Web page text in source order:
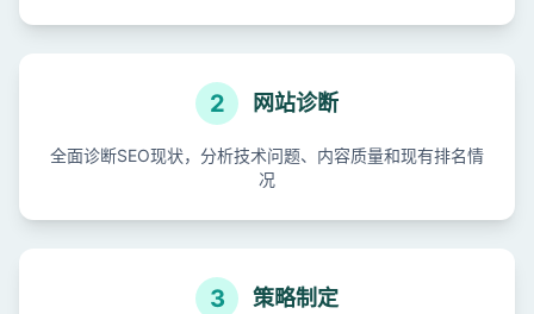
2 网站诊断
全面诊断SEO现状，分析技术问题、内容质量和现有排名情
况
3 策略制定